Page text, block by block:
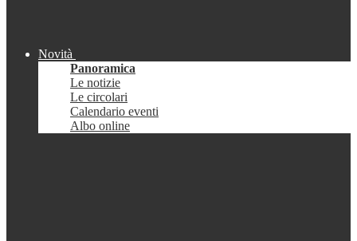
Novità
Panoramica
Le notizie
Le circolari
Calendario eventi
Albo online